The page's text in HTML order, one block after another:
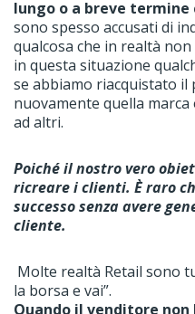
lungo o a breve termine
sono spesso accusati di
qualcosa che in realtà
in questa situazione
se abbiamo riacquistato
nuovamente quella
ad altri.
Poiché il nostro vero
ricreare i clienti. È raro
successo senza avere
cliente.
Molte realtà Retail sono
la borsa e vai”.
Quando il venditore